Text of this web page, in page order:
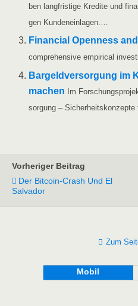
ben lang­fris­ti­ge Kre­di­te und
gen Kundeneinlagen.…
Finan­cial Open­ness
com­pre­hen­si­ve empi­ri­cal
Bar­geld­ver­sor­gung im
machen Im
sor­gung – Sicher­heits­kon­zep­te
Vorheriger Beitrag
Der Bitcoin-Crash Und El
Salvador
Zum
Mobil